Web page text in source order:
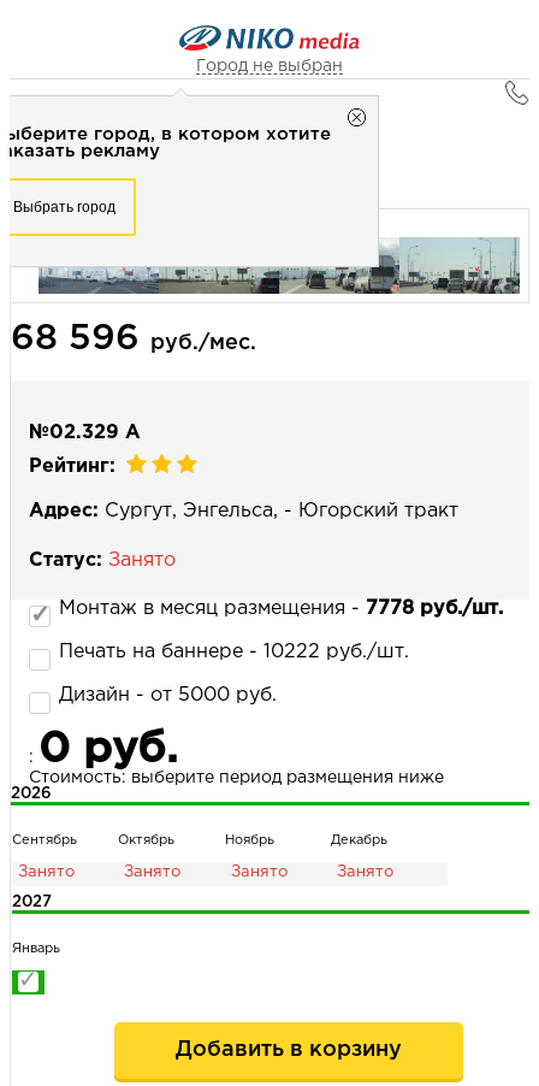
Город не выбран
город, в котором хотите
рекламу
Выбрать город
Город не выбран
Рекламное агентство НИКО-медиа
+7 (3462) 550-877
Выберите свой город
НАПИСАТЬ НАМ
Наружная реклама
Билборд 3х6 (сторона А) - Статика
68 596 руб./мес.
№02.329 А
Рейтинг:
Адрес: Сургут, Энгельса, - Югорский тракт
Статус: Занято
Монтаж в месяц размещения - 7778 руб./шт.
Печать на баннере - 10222 руб./шт.
Дизайн - от 5000 руб.
: 0 руб.
Стоимость: выберите период размещения ниже
2026
Сентябрь Октябрь Ноябрь Декабрь
2027
Январь
Добавить в корзину